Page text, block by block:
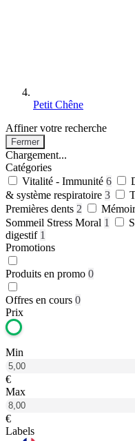
Petit Chêne
Affiner votre recherche
Fermer
Chargement...
Catégories
Vitalité - Immunité 6
& système respiratoire 3
Premières dents 2
Sommeil Stress Moral 1
digestif 1
Promotions
Produits en promo 0
Offres en cours 0
Prix
Min
€
Max
€
Labels